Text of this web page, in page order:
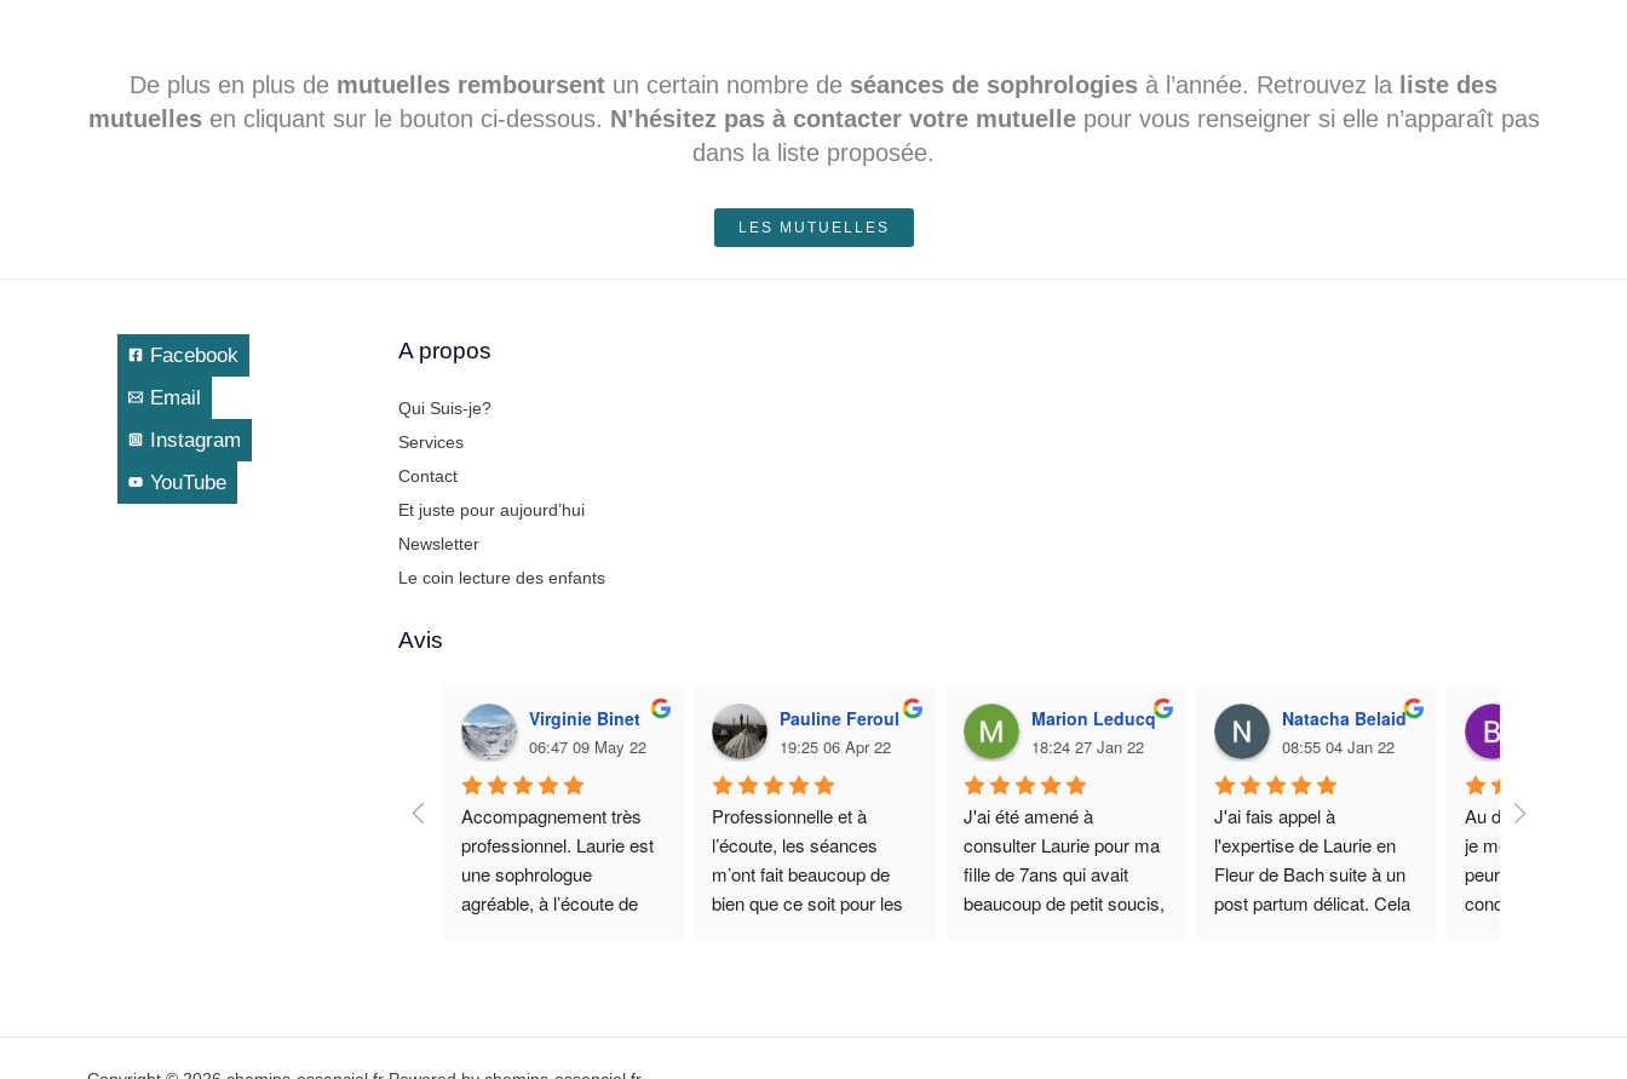
De plus en plus de mutuelles remboursent un certain nombre de séances de sophrologies à l’année. Retrouvez la liste des
mutuelles en cliquant sur le bouton ci-dessous. N’hésitez pas à contacter votre mutuellepour vous renseigner si elle n’apparaît pas
dans la liste proposée.
LES MUTUELLES
Facebook
Email
Instagram
YouTube
A propos
Qui Suis-je?
Services
Contact
Et juste pour aujourd’hui
Newsletter
Le coin lecture des enfants
Avis
Virginie Binet
06:47 09 May 22
Accompagnement très
professionnel. Laurie est
une sophrologue
agréable, à l’écoute de
Pauline Feroul
19:25 06 Apr 22
Professionnelle et à
l’écoute, les séances
m’ont fait beaucoup de
bien que ce soit pour les
Marion Leducq
18:24 27 Jan 22
J'ai été amené à
consulter Laurie pour ma
fille de 7ans qui avait
beaucoup de petit soucis,
Natacha Belaid
08:55 04 Jan 22
J'ai fais appel à
l'expertise de Laurie en
Fleur de Bach suite à un
post partum délicat. Cela
Au début de la
je me débattais
peur pour ce qui
concernait la